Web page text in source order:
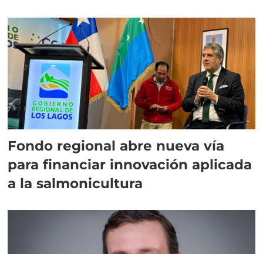
Fondo regional abre nueva vía
para financiar innovación aplicada
a la salmonicultura